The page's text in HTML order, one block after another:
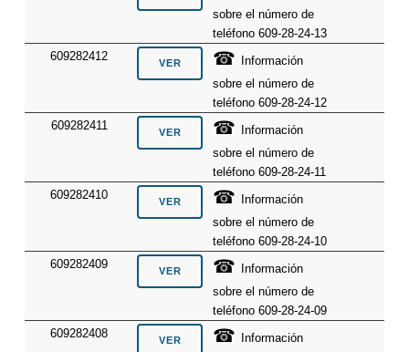
sobre el número de
teléfono 609-28-24-13
609282412
☎ Información
sobre el número de
teléfono 609-28-24-12
609282411
☎ Información
sobre el número de
teléfono 609-28-24-11
609282410
☎ Información
sobre el número de
teléfono 609-28-24-10
609282409
☎ Información
sobre el número de
teléfono 609-28-24-09
609282408
☎ Información